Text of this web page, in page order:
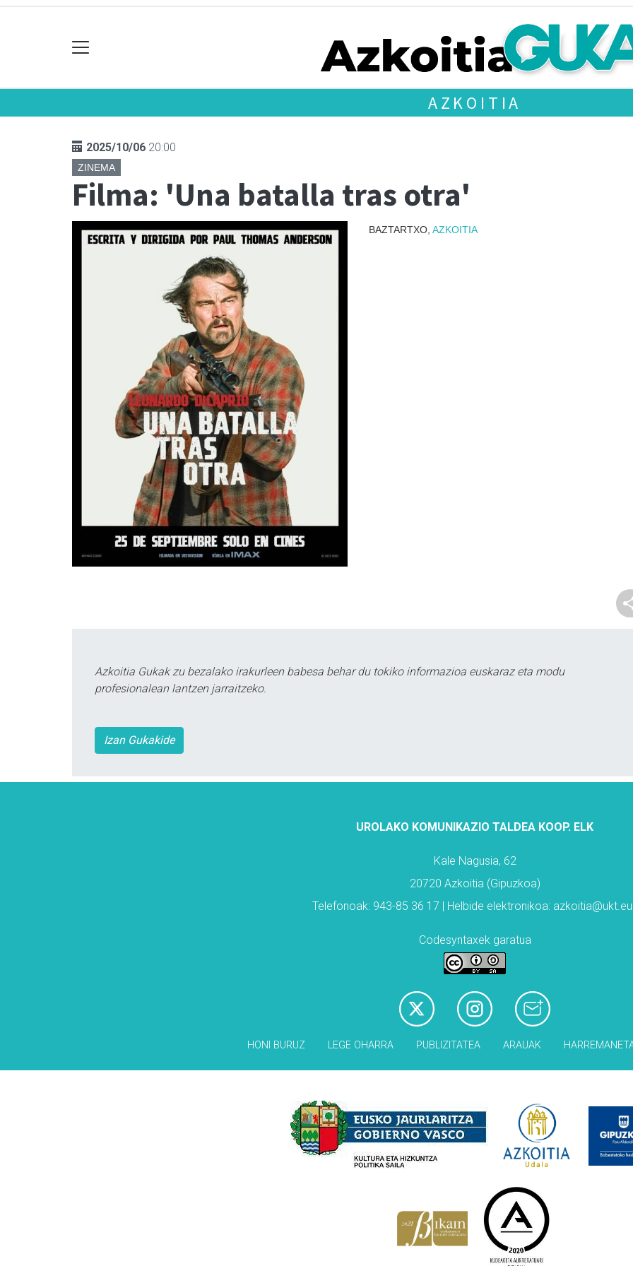
AZKOITIA
2025/10/06 20:00
ZINEMA
Filma: 'Una batalla tras otra'
BAZTARTXO, AZKOITIA
Azkoitia Gukak zu bezalako irakurleen babesa behar du tokiko informazioa euskaraz eta modu
profesionalean lantzen jarraitzeko.
Izan Gukakide
UROLAKO KOMUNIKAZIO TALDEA KOOP. ELK
Kale Nagusia, 62
20720 Azkoitia (Gipuzkoa)
Telefonoak: 943-85 36 17 | Helbide elektronikoa:
Codesyntaxek garatua
HONI BURUZ LEGE OHARRA PUBLIZITATEA ARAUAK